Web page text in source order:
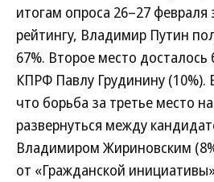
итогам опроса 26–27 февраля
рейтингу, Владимир Путин
67%. Второе место
КПРФ Павлу Грудинину
что борьба за третье место
развернуться между
Владимиром Жириновским
от «Гражданской